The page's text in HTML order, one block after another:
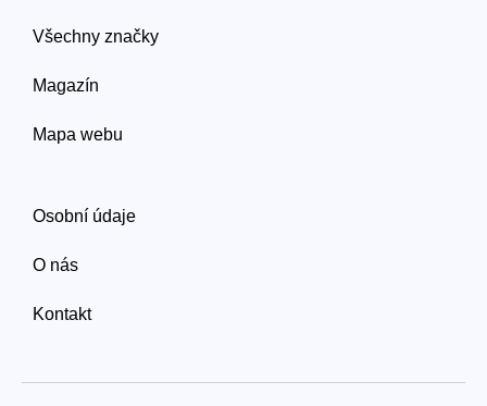
Všechny značky
Magazín
Mapa webu
Osobní údaje
O nás
Kontakt